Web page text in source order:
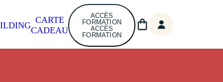
CARTE
CADEAU
ACCÈS
FORMATION
ACCÈS
FORMATION